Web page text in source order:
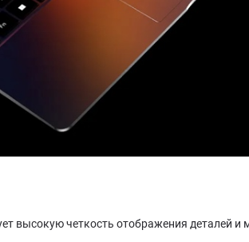
высокую четкость отображения деталей